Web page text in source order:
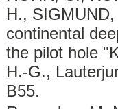
H.,
continental
the pilot hole
H.-G.,
B55.